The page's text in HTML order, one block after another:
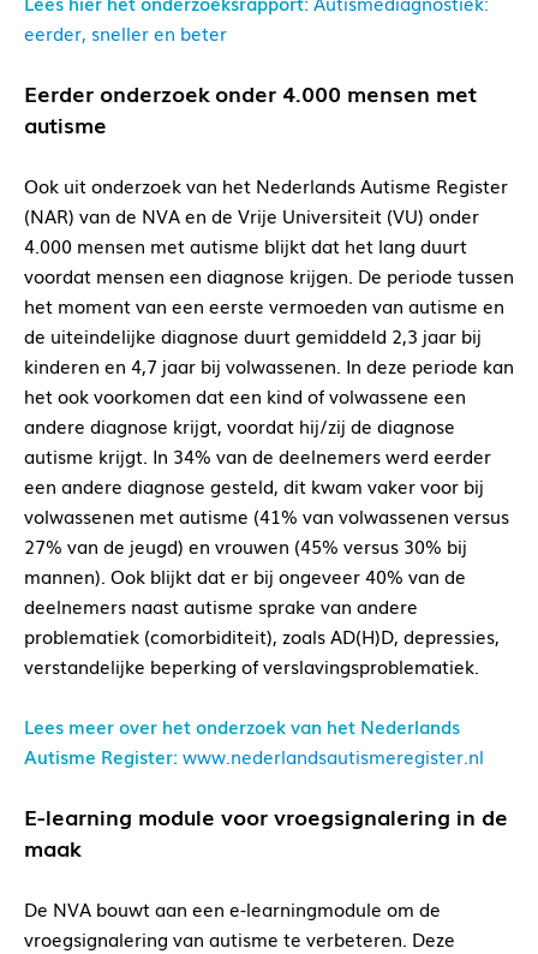
eerder, sneller en beter
Eerder onderzoek onder 4.000 mensen met
autisme
Ook uit onderzoek van het Nederlands Autisme Register
(NAR) van de NVA en de Vrije Universiteit (VU) onder
4.000 mensen met autisme blijkt dat het lang duurt
voordat mensen een diagnose krijgen. De periode tussen
het moment van een eerste vermoeden van autisme en
de uiteindelijke diagnose duurt gemiddeld 2,3 jaar bij
kinderen en 4,7 jaar bij volwassenen. In deze periode kan
het ook voorkomen dat een kind of volwassene een
andere diagnose krijgt, voordat hij/zij de diagnose
autisme krijgt. In 34% van de deelnemers werd eerder
een andere diagnose gesteld, dit kwam vaker voor bij
volwassenen met autisme (41% van volwassenen versus
27% van de jeugd) en vrouwen (45% versus 30% bij
mannen). Ook blijkt dat er bij ongeveer 40% van de
deelnemers naast autisme sprake van andere
problematiek (comorbiditeit), zoals AD(H)D, depressies,
verstandelijke beperking of verslavingsproblematiek.
Lees meer over het onderzoek van het Nederlands
Autisme Register:www.nederlandsautismeregister.nl
E-learning module voor vroegsignalering in de
maak
De NVA bouwt aan een e-learningmodule om de
vroegsignalering van autisme te verbeteren. Deze